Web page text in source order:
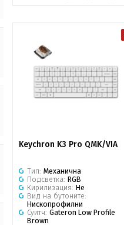
Keychron K3 Pro QMK/VIA
Тип: Механична
Подсветка: RGB
Кирилизация: Не
Вид на бутоните:
Нископрофилни
Суитч: Gateron Low Profile
Brown